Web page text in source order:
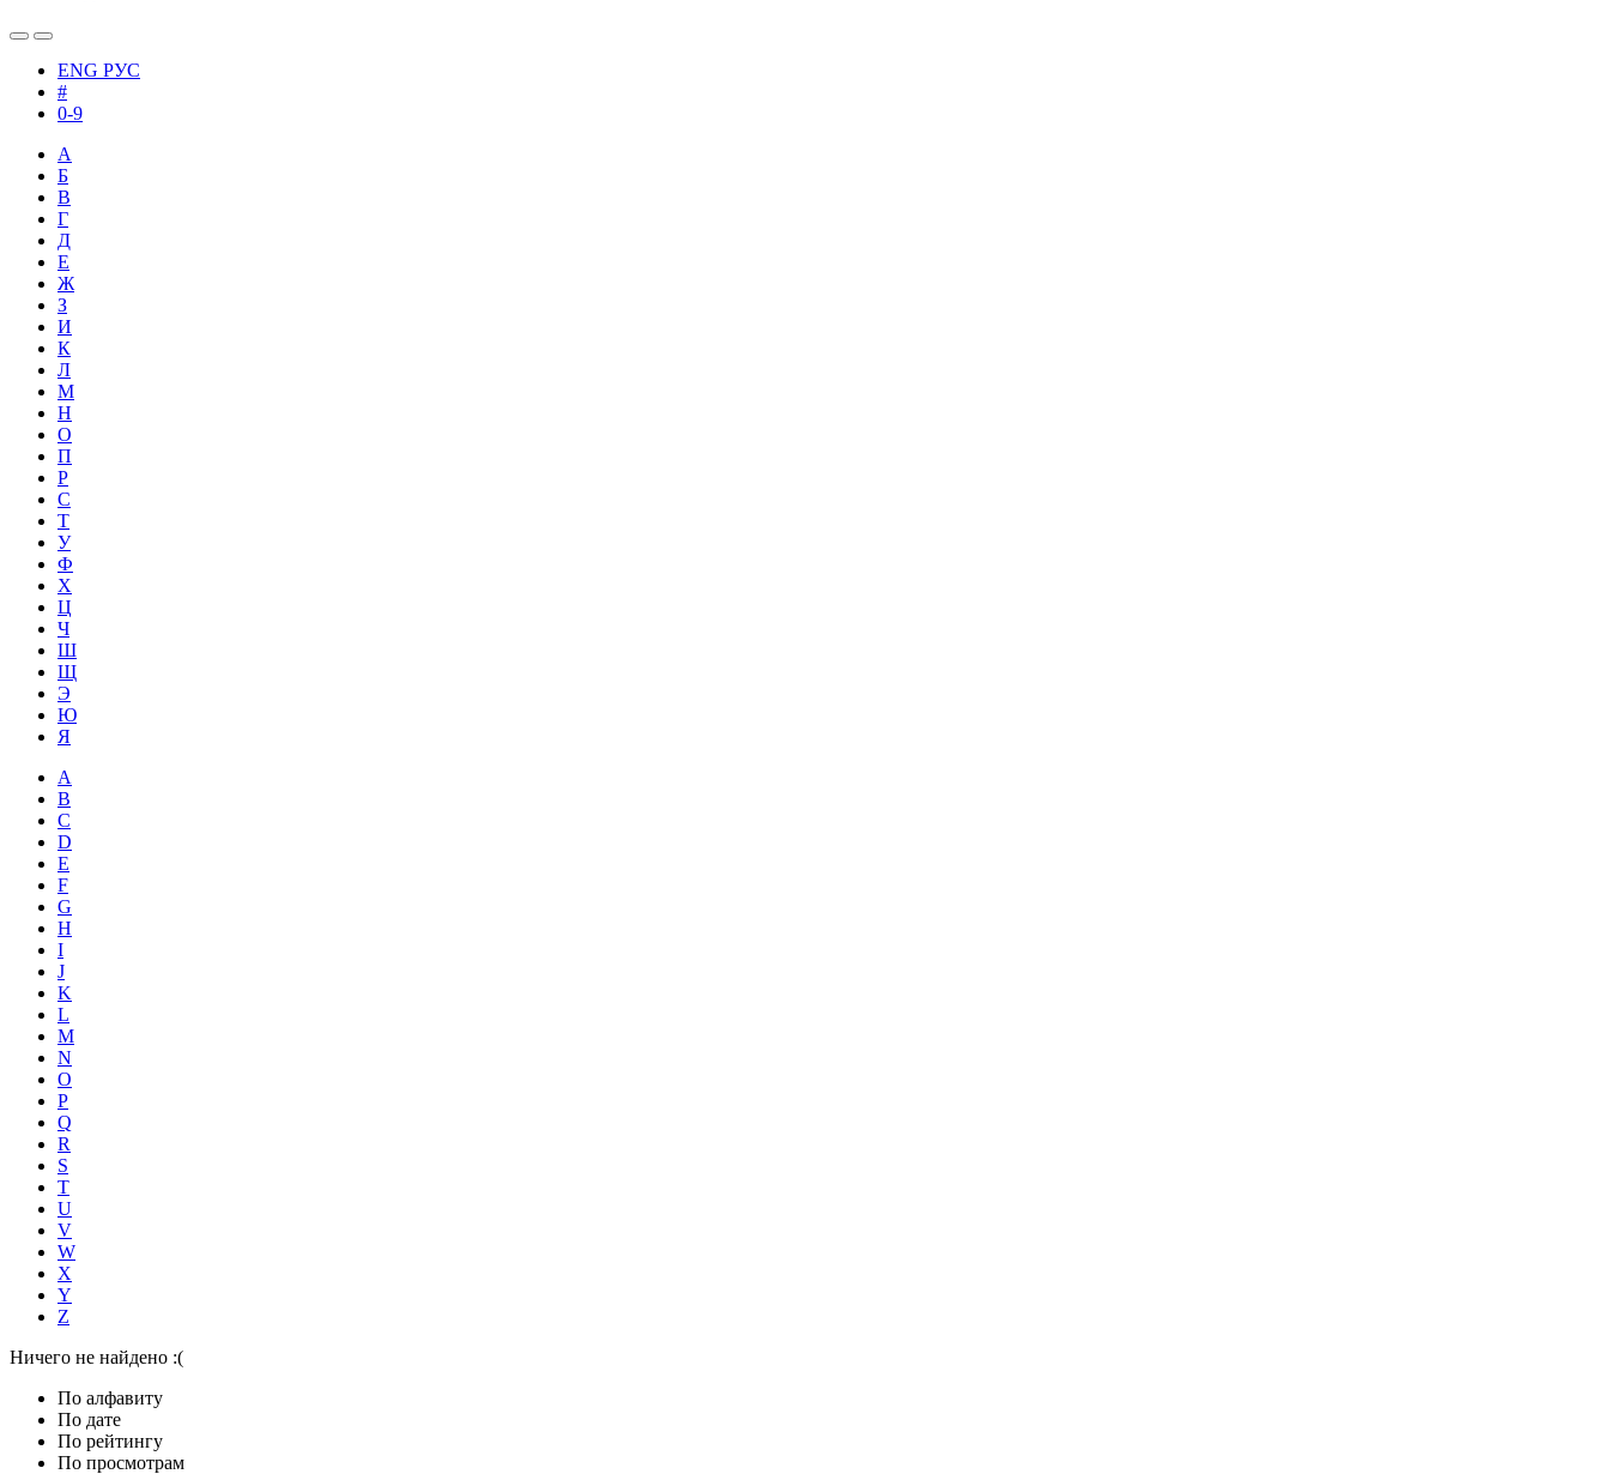
ENG РУС
#
0-9
А
Б
В
Г
Д
Е
Ж
З
И
К
Л
М
Н
О
П
Р
С
Т
У
Ф
Х
Ц
Ч
Ш
Щ
Э
Ю
Я
A
B
C
D
E
F
G
H
I
J
K
L
M
N
O
P
Q
R
S
T
U
V
W
X
Y
Z
Ничего не найдено :(
По алфавиту
По дате
По рейтингу
По просмотрам